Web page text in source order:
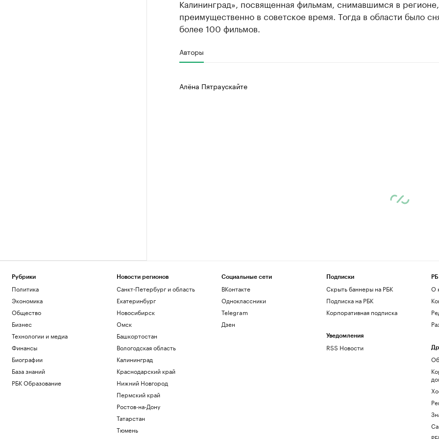
Калининград», посвященная фильмам, снимавшимся в регионе,
преимущественно в советское время. Тогда в области было
более 100 фильмов.
Авторы
Алёна Пятраускайте
Рубрики
Политика
Экономика
Общество
Бизнес
Технологии и медиа
Финансы
Биографии
База знаний
РБК Образование
Новости регионов
Санкт-Петербург и область
Екатеринбург
Новосибирск
Омск
Башкортостан
Вологодская область
Калининград
Краснодарский край
Нижний Новгород
Пермский край
Ростов-на-Дону
Татарстан
Тюмень
Социальные сети
ВКонтакте
Одноклассники
Telegram
Дзен
Подписки
Скрыть баннеры на РБК
Подписка на РБК
Корпоративная подписка
Уведомления
RSS Новости
О